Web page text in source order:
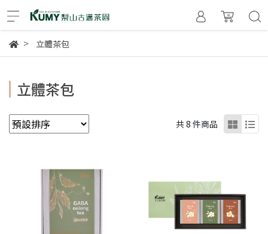
立體茶包
立體茶包
共 8 件商品